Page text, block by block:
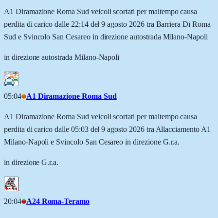
A1 Diramazione Roma Sud veicoli scortati per maltempo causa
perdita di carico dalle 22:14 del 9 agosto 2026 tra Barriera Di Roma
Sud e Svincolo San Cesareo in direzione autostrada Milano-Napoli
in direzione autostrada Milano-Napoli
05:04 A1 Diramazione Roma Sud
A1 Diramazione Roma Sud veicoli scortati per maltempo causa
perdita di carico dalle 05:03 del 9 agosto 2026 tra Allacciamento A1
Milano-Napoli e Svincolo San Cesareo in direzione G.r.a.
in direzione G.r.a.
20:04 A24 Roma-Teramo